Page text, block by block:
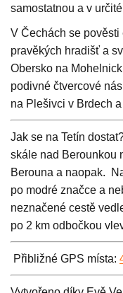
samostatnou a v
V Čechách se
pravěkých hradišť a
Obersko na
podivné čtvercové
na Plešivci v Brdech
Jak se na Tetín
skále nad Berounkou
Berouna a naopak.
po modré značce a
neznačené cestě
po 2 km odbočkou
Přibližné GPS místa: